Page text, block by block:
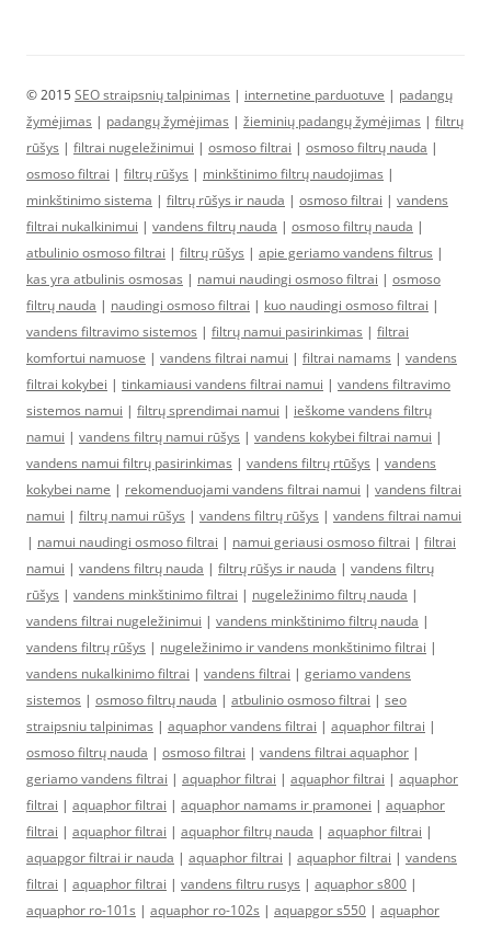
© 2015SEO straipsnių talpinimas | internetine parduotuve | padangų
žymėjimas | padangų žymėjimas | žieminių padangų žymėjimas | filtrų
rūšys | filtrai nugeležinimui | osmoso filtrai | osmoso filtrų nauda |
osmoso filtrai | filtrų rūšys | minkštinimo filtrų naudojimas |
minkštinimo sistema | filtrų rūšys ir nauda | osmoso filtrai | vandens
filtrai nukalkinimui | vandens filtrų nauda | osmoso filtrų nauda |
atbulinio osmoso filtrai | filtrų rūšys | apie geriamo vandens filtrus |
kas yra atbulinis osmosas | namui naudingi osmoso filtrai | osmoso
filtrų nauda | naudingi osmoso filtrai | kuo naudingi osmoso filtrai |
vandens filtravimo sistemos | filtrų namui pasirinkimas | filtrai
komfortui namuose | vandens filtrai namui | filtrai namams | vandens
filtrai kokybei | tinkamiausi vandens filtrai namui | vandens filtravimo
sistemos namui | filtrų sprendimai namui | ieškome vandens filtrų
namui | vandens filtrų namui rūšys | vandens kokybei filtrai namui |
vandens namui filtrų pasirinkimas | vandens filtrų rtūšys | vandens
kokybei name | rekomenduojami vandens filtrai namui | vandens filtrai
namui | filtrų namui rūšys | vandens filtrų rūšys | vandens filtrai namui
| namui naudingi osmoso filtrai | namui geriausi osmoso filtrai | filtrai
namui | vandens filtrų nauda | filtrų rūšys ir nauda | vandens filtrų
rūšys | vandens minkštinimo filtrai | nugeležinimo filtrų nauda |
vandens filtrai nugeležinimui | vandens minkštinimo filtrų nauda |
vandens filtrų rūšys | nugeležinimo ir vandens monkštinimo filtrai |
vandens nukalkinimo filtrai | vandens filtrai | geriamo vandens
sistemos | osmoso filtrų nauda | atbulinio osmoso filtrai | seo
straipsniu talpinimas | aquaphor vandens filtrai | aquaphor filtrai |
osmoso filtrų nauda | osmoso filtrai | vandens filtrai aquaphor |
geriamo vandens filtrai | aquaphor filtrai | aquaphor filtrai | aquaphor
filtrai | aquaphor filtrai | aquaphor namams ir pramonei | aquaphor
filtrai | aquaphor filtrai | aquaphor filtrų nauda | aquaphor filtrai |
aquapgor filtrai ir nauda | aquaphor filtrai | aquaphor filtrai | vandens
filtrai | aquaphor filtrai | vandens filtru rusys | aquaphor s800 |
aquaphor ro-101s | aquaphor ro-102s | aquapgor s550 | aquaphor